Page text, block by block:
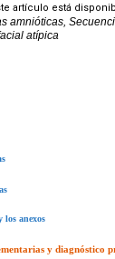
artículo está
amnióticas,
atípica
los anexos
y diagnóstico